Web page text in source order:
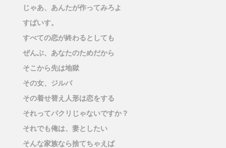
じゃあ、あんたが作ってみろよ
すぱいす。
すべての恋が終わるとしても
ぜんぶ、あなたのためだから
そこから先は地獄
その女、ジルバ
その着せ替え人形は恋をする
それってパクリじゃないですか？
それでも俺は、妻としたい
そんな家族なら捨てちゃえば